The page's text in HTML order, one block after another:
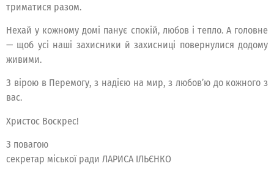
триматися разом.
Нехай у кожному домі панує спокій, любов і тепло. А головне
— щоб усі наші захисники й захисниці повернулися додому
живими.
З вірою в Перемогу, з надією на мир, з любов’ю до кожного з
вас.
Христос Воскрес!
З повагою
секретар міської ради ЛАРИСА ІЛЬЄНКО